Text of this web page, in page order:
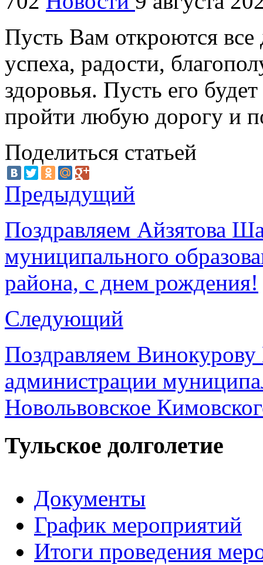
Пусть Вам откроются все
успеха, радости,
здоровья. Пусть его
пройти любую дорогу и
Поделиться статьей
Предыдущий
Поздравляем Айзятова
муниципального
района, с днем рождения!
Следующий
Поздравляем Винокурову
администрации
Новольвовское
Тульское долголетие
Документы
График мероприятий
Итоги проведения